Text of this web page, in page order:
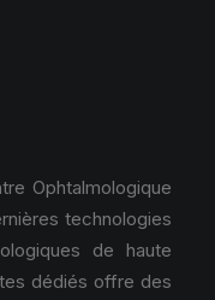
Ophtalmologique
technologies
de haute
dédiés offre des